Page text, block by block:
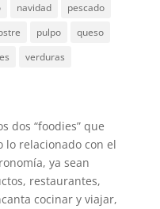
navidad
pescado
pulpo
queso
verduras
dos “foodies” que
lo relacionado con el
ya sean
restaurantes,
cocinar y viajar,